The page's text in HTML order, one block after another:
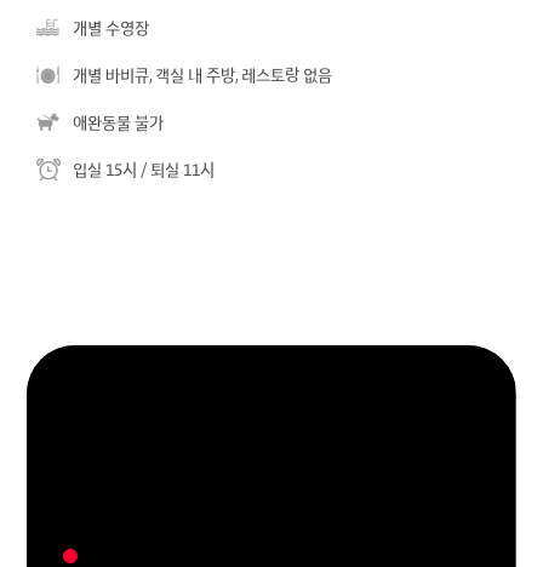
개별 수영장
개별 바비큐, 객실 내 주방, 레스토랑 없음
애완동물 불가
입실 15시 / 퇴실 11시